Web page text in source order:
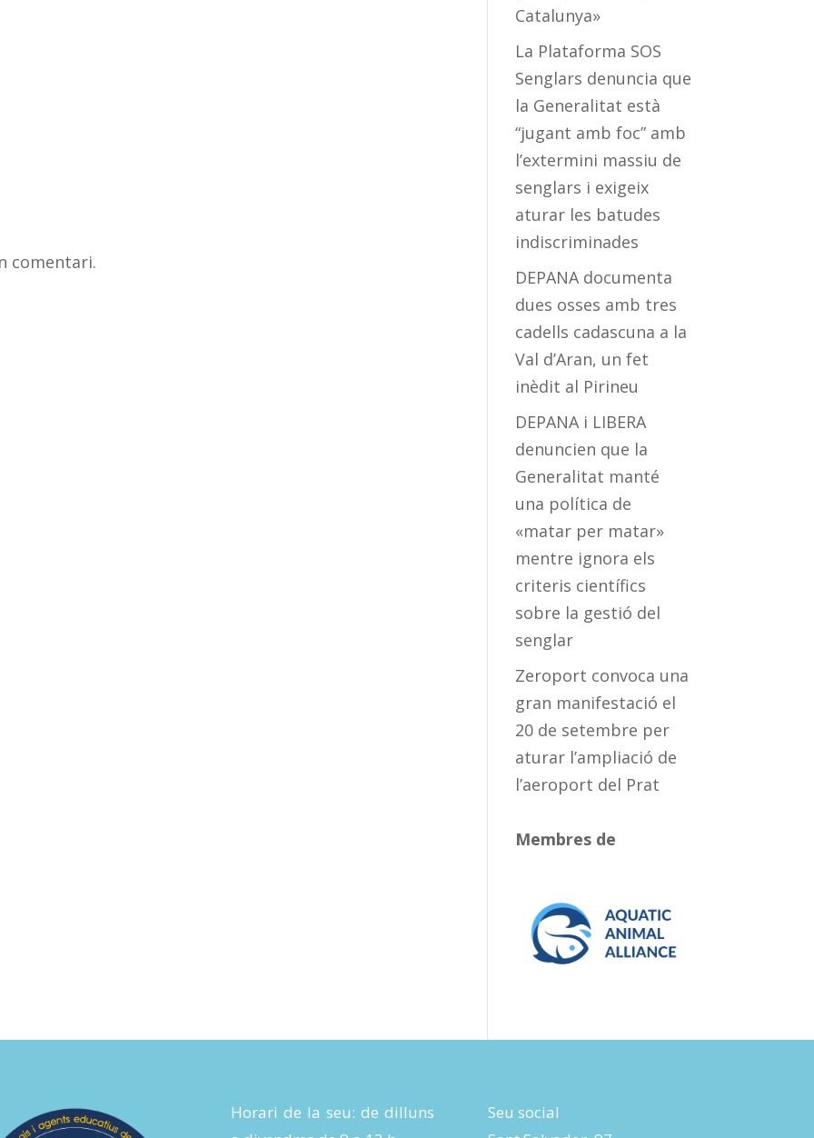
comentari.
Catalunya»
La Plataforma SOS
Senglars denuncia que
la Generalitat està
“jugant amb foc” amb
l’extermini massiu de
senglars i exigeix
aturar les batudes
indiscriminades
DEPANA documenta
dues osses amb tres
cadells cadascuna a la
Val d’Aran, un fet
inèdit al Pirineu
DEPANA i LIBERA
denuncien que la
Generalitat manté
una política de
«matar per matar»
mentre ignora els
criteris científics
sobre la gestió del
senglar
Zeroport convoca una
gran manifestació el
20 de setembre per
aturar l’ampliació de
l’aeroport del Prat
Membres de
Horari de la seu: de dilluns
Seu social